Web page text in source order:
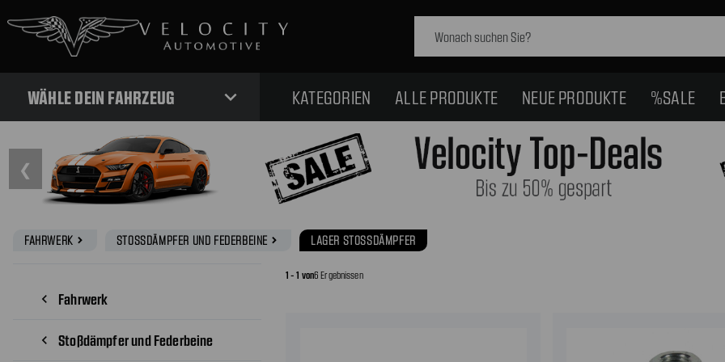
WÄHLE DEIN FAHRZEUG expand_more KATEGORIEN ALLE PRODUKTE NEUE PRODUKTE %SALE
❮
FAHRWERK navigate_next STOSSDÄMPFER UND FEDERBEINE navigate_next LAGER STOSSDÄMPFER
navigate_before Fahrwerk
navigate_before Stoßdämpfer und Federbeine
1 - 1 von6 Ergebnissen